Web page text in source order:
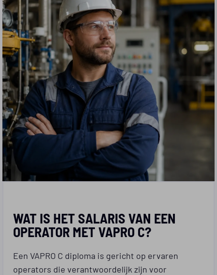
WAT IS HET SALARIS VAN EEN
OPERATOR MET VAPRO C?
Een VAPRO C diploma is gericht op ervaren
operators die verantwoordelijk zijn voor